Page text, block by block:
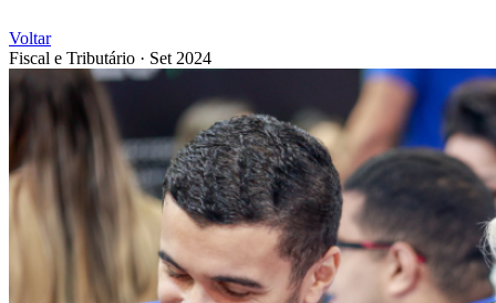
Voltar
Fiscal e Tributário · Set 2024